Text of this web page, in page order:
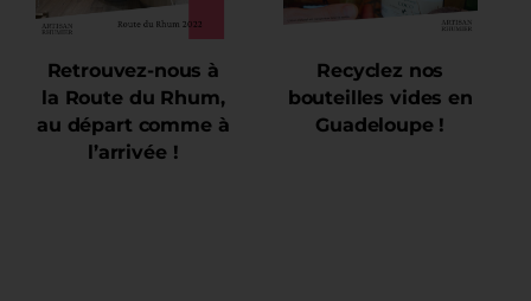
Retrouvez-nous à
la Route du Rhum,
au départ comme à
l’arrivée !
Recyclez nos
bouteilles vides en
Guadeloupe !